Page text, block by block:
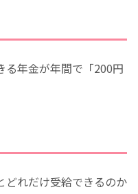
る年金が年間で「200円
どれだけ受給できるのか